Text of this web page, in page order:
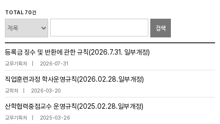
TOTAL 70건
검색
등록금 징수 및 반환에 관한 규칙(2026.7.31. 일부개정)
교무기획처 2026-07-31
직업훈련과정 학사운영규칙(2026.02.28.일부개정)
교학처 2026-03-20
산학협력중점교수 운영규칙(2025.02.28.일부개정)
교무기획처 2025-03-26